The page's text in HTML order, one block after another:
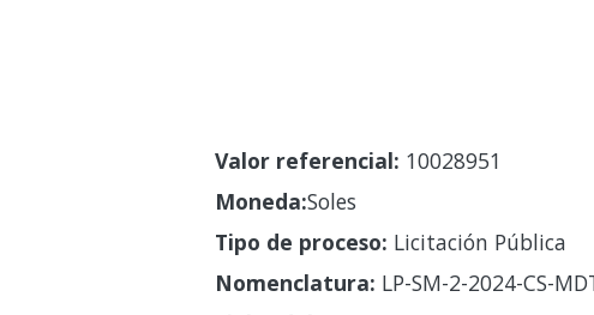
Valor referencial: 10028951
Moneda:Soles
Tipo de proceso: Licitación Pública
Nomenclatura: LP-SM-2-2024-CS-